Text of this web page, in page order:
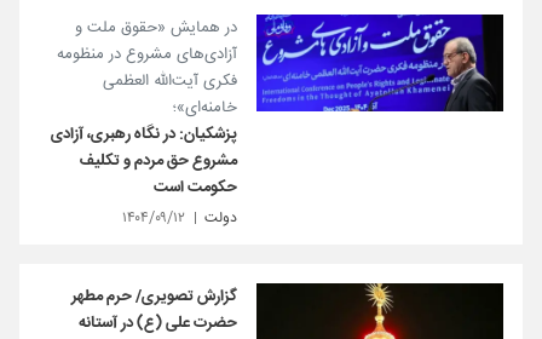
در همایش «حقوق ملت و
آزادی‌های مشروع در منظومه
فکری آیت‌الله العظمی
خامنه‌ای»؛
پزشکیان: در نگاه رهبری، آزادی
مشروع حق مردم و تکلیف
حکومت است
دولت ۱۴۰۴/۰۹/۱۲
گزارش تصویری/ حرم مطهر
حضرت علی (ع) در آستانه